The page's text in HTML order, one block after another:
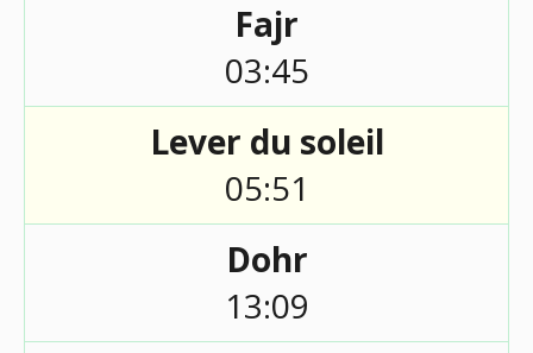
Fajr
03:45
Lever du soleil
05:51
Dohr
13:09